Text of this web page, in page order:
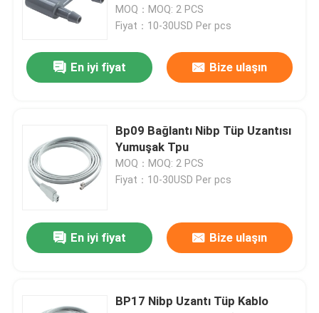
Tek Kullanımlık SPO2 Sensörü
SpO2 Sensör Kablosu
EKG Kablosu
EKG Kurşun Telleri
EKG Elektrot Konnektörü
MOQ：MOQ: 2 PCS
Fiyat：10-30USD Per pcs
En iyi fiyat Bize ulaşın
Bp09 Bağlantı Nibp Tüp Uzantısı
Yumuşak Tpu
MOQ：MOQ: 2 PCS
Fiyat：10-30USD Per pcs
En iyi fiyat Bize ulaşın
BP17 Nibp Uzantı Tüp Kablo